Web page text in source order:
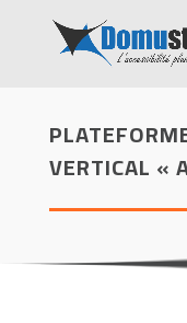
VERTICAL «